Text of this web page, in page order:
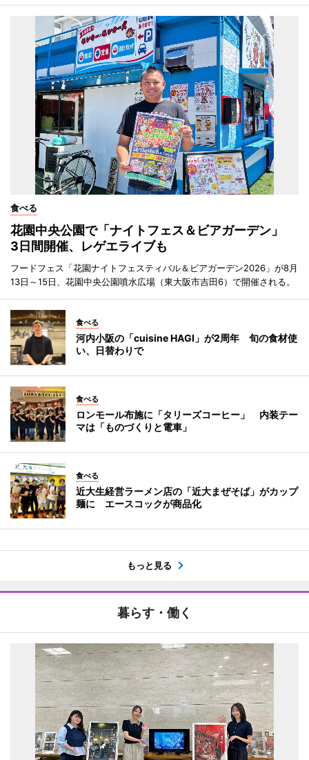
食べる
花園中央公園で「ナイトフェス＆ビアガーデン」
3日間開催、レゲエライブも
フードフェス「花園ナイトフェスティバル＆ビアガーデン2026」が8月
13日～15日、花園中央公園噴水広場（東大阪市吉田6）で開催される。
食べる
河内小阪の「cuisine HAGI」が2周年 旬の食材使
い、日替わりで
食べる
ロンモール布施に「タリーズコーヒー」 内装テー
マは「ものづくりと電車」
食べる
近大生経営ラーメン店の「近大まぜそば」がカップ
麺に エースコックが商品化
もっと見る
暮らす・働く